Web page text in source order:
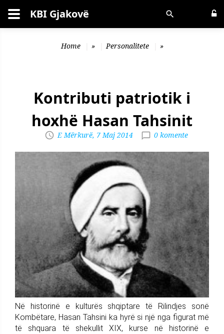
Kërko KBI Gjakovë
Home » Personalitete »
Kontributi patriotik i
hoxhë Hasan Tahsinit
E Mërkurë, 7 Maj 2014 0 komente
Në historinë e kulturës shqiptare të Rilindjes sonë
Kombëtare, Hasan Tahsini ka hyrë si një nga figurat më
të shquara të shekullit XIX, kurse në historinë e